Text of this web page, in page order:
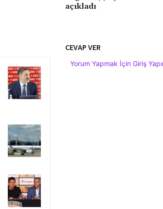
açıkladı
CEVAP VER
Yorum Yapmak İçin Giriş